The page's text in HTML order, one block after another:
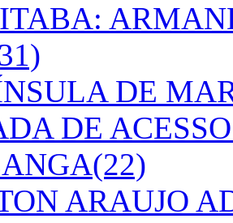
DE
DE
ARAUJO